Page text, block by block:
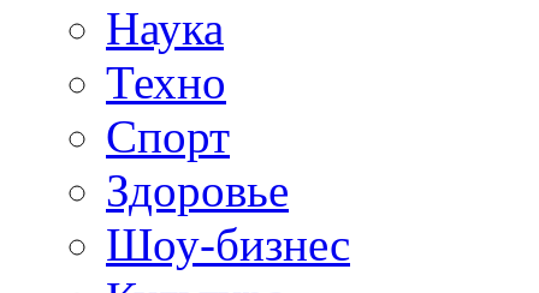
Наука
Техно
Спорт
Здоровье
Шоу-бизнес